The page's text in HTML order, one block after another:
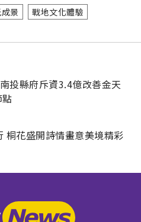
景 戰地文化體驗
投縣府斥資3.4億改善金天
桐花盛開詩情畫意美境精彩